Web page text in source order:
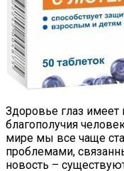
Здоровье глаз
благополучия
мире мы все чаще
проблемами,
новость –